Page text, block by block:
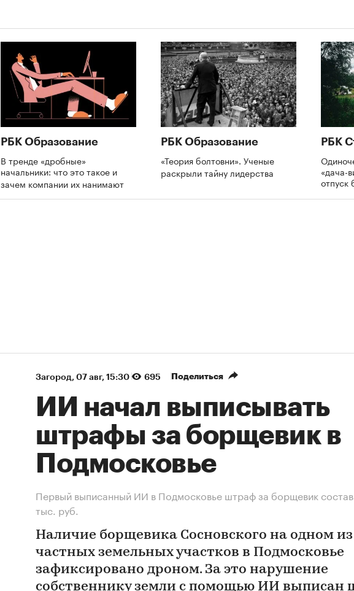
РБК Образование
В тренде «дробные»
начальники: что это такое и
зачем компании их нанимают
РБК Образование
«Теория болтовни». Ученые
раскрыли тайну лидерства
РБК
«дача-
отпуск
Загород⁠, 07 авг, 15:30 695 Поделиться
ИИ начал выписывать
штрафы за борщевик в
Подмосковье
Первый выписанный ИИ в Подмосковье штраф за борщевик
тыс. руб.
Наличие борщевика Сосновского на одном из
частных земельных участков в Подмосковье
зафиксировано дроном. За это нарушение
собственнику земли с помощью ИИ выписан